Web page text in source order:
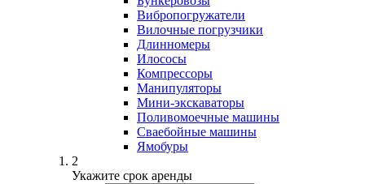
Вибропогружатели
Вилочные погрузчики
Длинномеры
Илососы
Компрессоры
Манипуляторы
Мини-экскаваторы
Поливомоечные машины
Сваебойные машины
Ямобуры
2
Укажите срок аренды